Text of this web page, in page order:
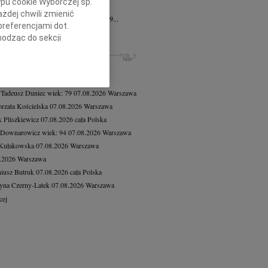
Decyk 12.06.2026Szczecin
smutkiem zawiadamiamy, że dnia 9...
Duniecwiek: 7907.08.2026Warszawa
Kościelska07.08.2026Warszawa
Pliszkiewicz07.08.2026cała Polska
wiek: 9407.08.2026Warszawa
07.08.2026Warszawa
Warszawa
Butruk 07.08.2026cała Polska
Czerny-Latek 07.08.2026Warszawa
cookie Wyborczej sp.
chwili zmienić
dot.
do sekcji
przeglądarki.
identyfikacji.
pomiar reklam i